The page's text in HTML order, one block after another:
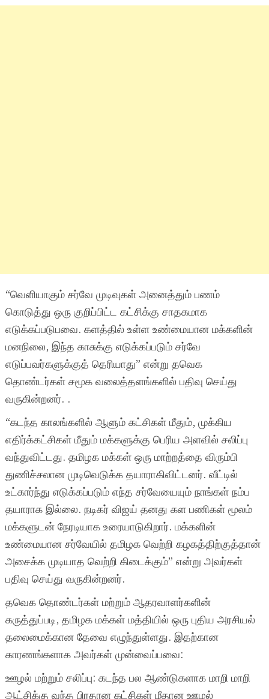
“வெளியாகும் சர்வே முடிவுகள் அனைத்தும் பணம்
கொடுத்து ஒரு குறிப்பிட்ட கட்சிக்கு சாதகமாக
எடுக்கப்படுபவை. களத்தில் உள்ள உண்மையான மக்களின்
மனநிலை, இந்த காசுக்கு எடுக்கப்படும் சர்வே
எடுப்பவர்களுக்குத் தெரியாது” என்று தவெக
தொண்டர்கள் சமூக வலைத்தளங்களில் பதிவு செய்து
வருகின்றனர். .
“கடந்த காலங்களில் ஆளும் கட்சிகள் மீதும், முக்கிய
எதிர்க்கட்சிகள் மீதும் மக்களுக்கு பெரிய அளவில் சலிப்பு
வந்துவிட்டது. தமிழக மக்கள் ஒரு மாற்றத்தை விரும்பி
துணிச்சலான முடிவெடுக்க தயாராகிவிட்டனர். வீட்டில்
உட்கார்ந்து எடுக்கப்படும் எந்த சர்வேயையும் நாங்கள் நம்ப
தயாராக இல்லை. நடிகர் விஜய் தனது கள பணிகள் மூலம்
மக்களுடன் நேரடியாக உரையாடுகிறார். மக்களின்
உண்மையான சர்வேயில் தமிழக வெற்றி கழகத்திற்குத்தான்
அசைக்க முடியாத வெற்றி கிடைக்கும்” என்று அவர்கள்
பதிவு செய்து வருகின்றனர்.
தவெக தொண்டர்கள் மற்றும் ஆதரவாளர்களின்
கருத்துப்படி, தமிழக மக்கள் மத்தியில் ஒரு புதிய அரசியல்
தலைமைக்கான தேவை எழுந்துள்ளது. இதற்கான
காரணங்களாக அவர்கள் முன்வைப்பவை:
ஊழல் மற்றும் சலிப்பு: கடந்த பல ஆண்டுகளாக மாறி மாறி